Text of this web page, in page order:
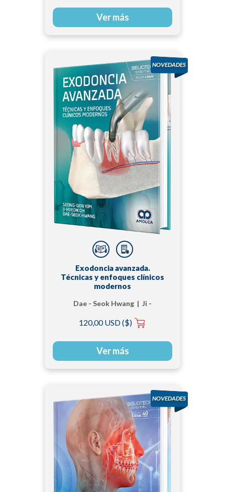
Ver más
Exodoncia avanzada.
Técnicas y enfoques clínicos
modernos
Dae - Seok Hwang | Ji -
Gon Kim
120,00 USD ($)
Ver más